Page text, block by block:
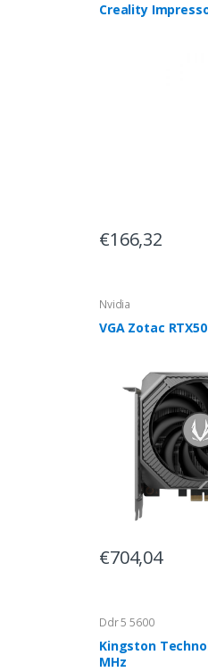
Creality
€166,32
Nvidia
VGA Zotac
€704,04
Ddr 5 5600
Kingston Technology 8 GB 1 x 8 GB
MHz